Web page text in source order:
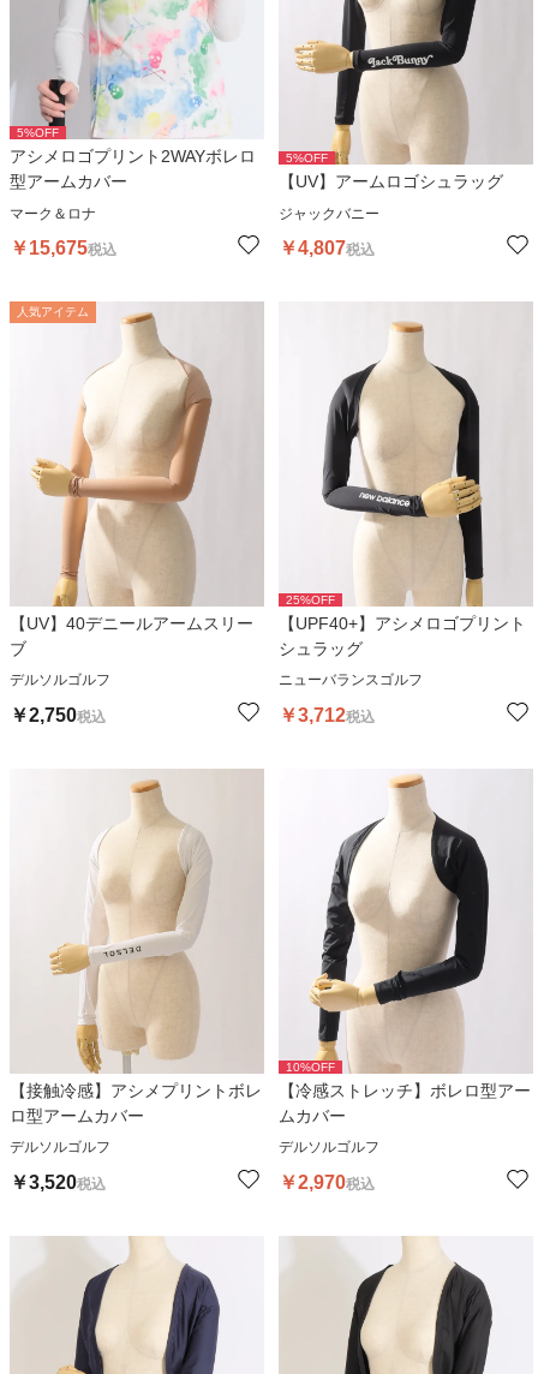
5%OFF
アシメロゴプリント2WAYボレロ
型アームカバー
マーク＆ロナ
￥15,675税込
5%OFF
【UV】アームロゴシュラッグ
ジャックバニー
￥4,807税込
人気アイテム
【UV】40デニールアームスリー
ブ
デルソルゴルフ
￥2,750税込
25%OFF
【UPF40+】アシメロゴプリント
シュラッグ
ニューバランスゴルフ
￥3,712税込
【接触冷感】アシメプリントボレ
ロ型アームカバー
デルソルゴルフ
￥3,520税込
10%OFF
【冷感ストレッチ】ボレロ型アー
ムカバー
デルソルゴルフ
￥2,970税込